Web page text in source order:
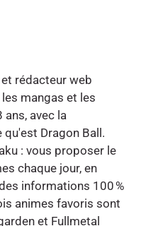
rédacteur web
mangas et les
avec la
Dragon Ball.
: vous proposer le
chaque jour, en
informations 100 %
animes favoris sont
et Fullmetal